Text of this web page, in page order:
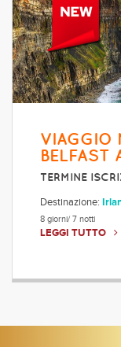
VIAGGIO
BELFAST
TERMINE
Destinazione:
8 giorni/ 7 notti
LEGGI TUTTO